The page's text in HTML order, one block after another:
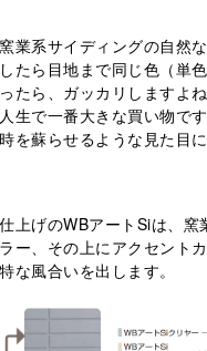
業系サイディングの自然
たら目地まで同じ色（単
たら、ガッカリしますよね
生で一番大きな買い物で
を蘇らせるような見た目
上げのWBアートSiは、窯
ー、その上にアクセント
な風合いを出します。